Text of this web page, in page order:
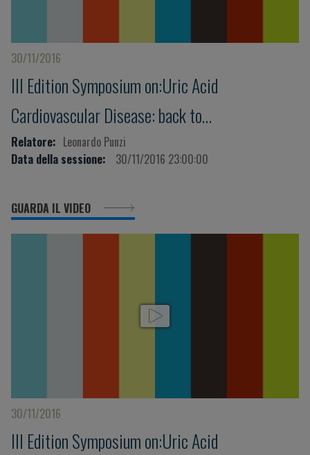
30/11/2016
III Edition Symposium on:Uric Acid
Cardiovascular Disease: back to
pathophysiology
Relatore: Leonardo Punzi
Data della sessione:
30/11/2016 23:00:00
GUARDA IL VIDEO
30/11/2016
III Edition Symposium on:Uric Acid